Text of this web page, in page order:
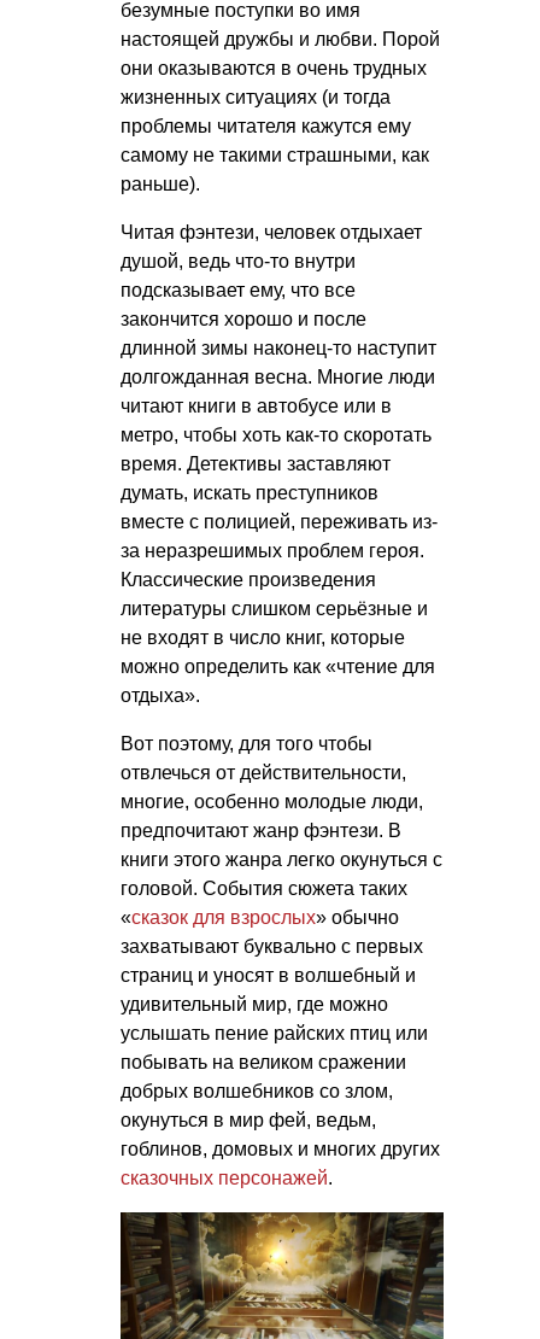
безумные поступки во имя
настоящей дружбы и любви. Порой
они оказываются в очень трудных
жизненных ситуациях (и тогда
проблемы читателя кажутся ему
самому не такими страшными, как
раньше).
Читая фэнтези, человек отдыхает
душой, ведь что-то внутри
подсказывает ему, что все
закончится хорошо и после
длинной зимы наконец-то наступит
долгожданная весна. Многие люди
читают книги в автобусе или в
метро, чтобы хоть как-то скоротать
время. Детективы заставляют
думать, искать преступников
вместе с полицией, переживать из-
за неразрешимых проблем героя.
Классические произведения
литературы слишком серьёзные и
не входят в число книг, которые
можно определить как «чтение для
отдыха».
Вот поэтому, для того чтобы
отвлечься от действительности,
многие, особенно молодые люди,
предпочитают жанр фэнтези. В
книги этого жанра легко окунуться с
головой. События сюжета таких
«сказок для взрослых» обычно
захватывают буквально с первых
страниц и уносят в волшебный и
удивительный мир, где можно
услышать пение райских птиц или
побывать на великом сражении
добрых волшебников со злом,
окунуться в мир фей, ведьм,
гоблинов, домовых и многих других
сказочных персонажей.